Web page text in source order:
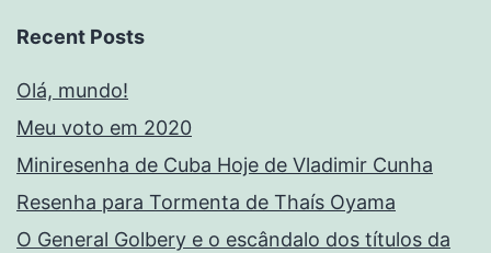
Recent Posts
Olá, mundo!
Meu voto em 2020
Miniresenha de Cuba Hoje de Vladimir Cunha
Resenha para Tormenta de Thaís Oyama
O General Golbery e o escândalo dos títulos da